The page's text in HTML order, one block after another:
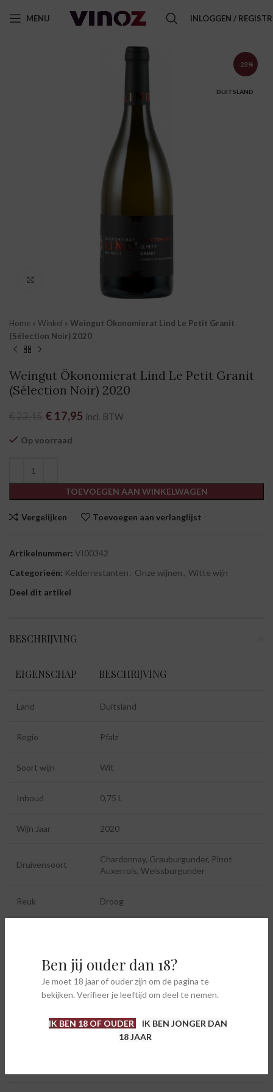
Ben jij ouder dan 18?
Je moet 18 jaar of ouder zijn om de pagina te
bekijken. Verifieer je leeftijd om deel te nemen.
IK BEN 18 OF OUDER
IK BEN JONGER DAN
18 JAAR
MENU INLOGGEN /
-23%
DUITSLAND
Home » Winkel » Weingut Ökonomierat Lind Le Petit Granit
(Sélection Noir) 2020
Weingut Ökonomierat Lind Le Petit Granit
(Sélection Noir) 2020
Oorspronkelijke prijs was: € 23,45.
€ 17,95 Huidige prijs is: € 17,95.
incl. BTW
Op voorraad
TOEVOEGEN AAN WINKELWAGEN
Vergelijken Toevoegen aan verlanglijst
Artikelnummer: VI00342
Categorieën: Kelderrestanten , Onze wijnen , Witte wijn
Deel dit artikel
BESCHRIJVING
EIGENSCHAP BESCHRIJVING
Land Duitsland
Regio Pfalz
Soort wijn Wit
Inhoud 0,75 L
Wijn Jaar 2020
Druivensoort
Chardonnay, Grauburgunder, Pinot
Auxerrois, Weissburgunder
Reuk Droog
Drinktemperatuur 8-10 °C
Allergenen Bevat sulfieten